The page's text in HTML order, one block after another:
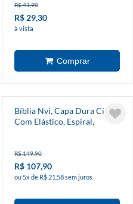
R$ 41,90
R$ 29,30
à vista
Bíblia Nvi, Capa Dura Cinza
Com Elástico, Espiral,
R$ 149,90
R$ 107,90
ou 5x de R$ 21,58 sem juros